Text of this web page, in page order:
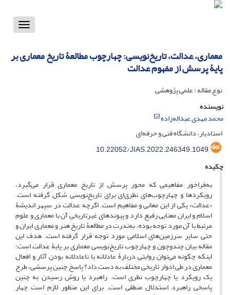
Toggle
معماری، عدالت، تاریخ‌نویسی: چهارچوب مطالعۀ تاریخ معماری بر
پایۀ پرسش از مفهوم عدالت
نوع مقاله : علمی پژوهشی
نویسنده
محمد مهدی عبداله‌زاده
استادیار، دانشگاه فنی و حرفه‌ای
10.22052/JIAS.2022.246349.1049
چکیده
به‌فراخور مفاهیمی که محور پرسش از تاریخ معماری قرار می‌گیرد،
رویکردها و چهارچوب‌های نظری‌ای برای تاریخ‌نویسی شکل گرفته است.
«عدالت» یکی از این معانی و مفاهیم است. اگرچه عدالت در سپهر اندیشۀ
اسلام و ایران معنایی رفیع دارد و پیوندهای غیرتاریخیِ آن با معماری و علوم
مرتبط با آن مورد توجه بوده، به‌ندرت در مطالعۀ تاریخ هنر و معماری ایران و
حتی سایر سرزمین‌های اسلامی مورد توجه قرار گرفته است. هدف این
مقاله بیان چندوچون و چهارچوب تاریخ‌نویسی معماری بر پایۀ عدالت است؛
اینکه چگونه می‌توان روایتی دربارۀ عادلانه یا ناعادلانه بودن آثار و افعال
معماری در طی ادوار تاریخی مختلف به دست داد؟ پاسخ چنین پرسشی، طرح
یک رویکرد یا چهارچوب نظری است. راهبرد یا روش رسیدن به چنین
پاسخی راهبرد استدلال منطقی است. برای این منظور لازم است چهار